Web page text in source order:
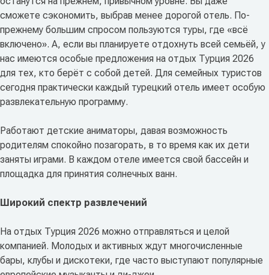
сможете сэкономить, выбрав менее дорогой отель. По-
прежнему большим спросом пользуются туры, где «всё
включено». А, если вы планируете отдохнуть всей семьёй, у
нас имеются особые предложения на отдых Турция 2026
для тех, кто берёт с собой детей. Для семейных туристов
сегодня практически каждый турецкий отель имеет особую
развлекательную программу.
Работают детские аниматоры, давая возможность
родителям спокойно позагорать, в то время как их дети
заняты играми. В каждом отеле имеется свой бассейн и
площадка для принятия солнечных ванн.
Широкий спектр развлечений
На отдых Турция 2026 можно отправляться и целой
компанией. Молодых и активных ждут многочисленные
бары, клубы и дискотеки, где часто выступают популярные